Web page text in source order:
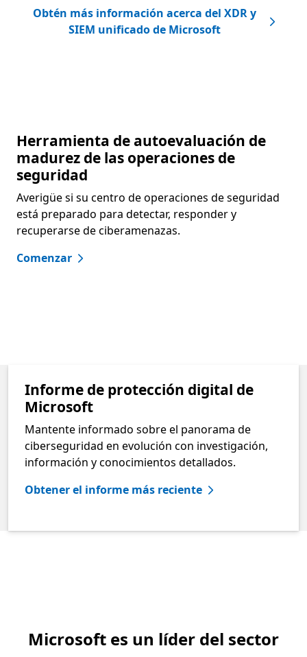
Obtén más información acerca del XDR y
SIEM unificado de Microsoft
Herramienta de autoevaluación de
madurez de las operaciones de
seguridad
Averigüe si su centro de operaciones de seguridad
está preparado para detectar, responder y
recuperarse de ciberamenazas.
Comenzar
Informe de protección digital de
Microsoft
Mantente informado sobre el panorama de
ciberseguridad en evolución con investigación,
información y conocimientos detallados.
Obtener el informe más reciente
Microsoft es un líder del sector